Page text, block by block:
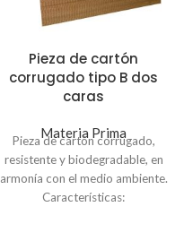
Pieza de cartón
corrugado tipo B dos
caras
Materia Prima
Pieza de cartón corrugado,
resistente y biodegradable, en
armonía con el medio ambiente.
Características: